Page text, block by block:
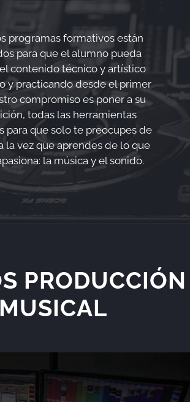
programas formativos están
para que el alumno pueda
contenido técnico y artístico
y practicando desde el primer
compromiso es poner a su
todas las herramientas
para que solo te preocupes de
la vez que aprendes de lo que
la música y el sonido.
PRODUCCIÓN
MUSICAL